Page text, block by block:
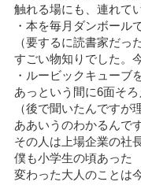
触れる場にも、連れて
・本を毎月ダンボール
（要するに読書家だ
すごい物知りでした。
・ルービックキューブ
あっという間に6面そろ
（後で聞いたんですが
ああいうのわかるんで
その人は上場企業の社
僕も小学生の頃あった
変わった大人のことは